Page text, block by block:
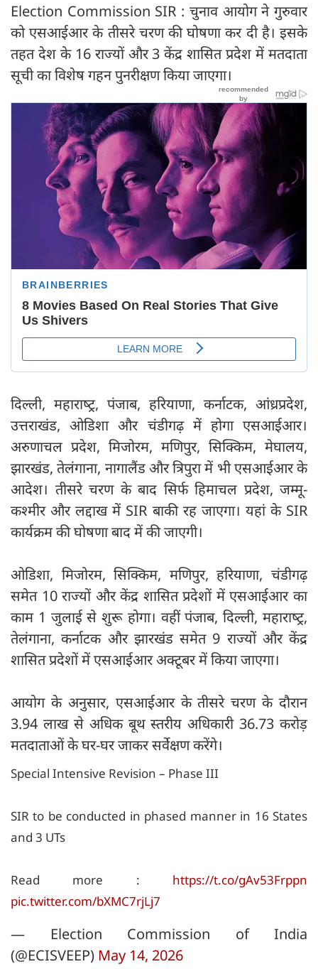
Election Commission SIR : चुनाव आयोग ने गुरुवार
को एसआईआर के तीसरे चरण की घोषणा कर दी है। इसके
तहत देश के 16 राज्यों और 3 केंद्र शासित प्रदेश में मतदाता
सूची का विशेष गहन पुनरीक्षण किया जाएगा।
दिल्ली, महाराष्‍ट्र, पंजाब, हरियाणा, कर्नाटक, आंध्रप्रदेश,
उत्तराखंड, ओडिशा और चंडीगढ़ में होगा एसआईआर।
अरुणाचल प्रदेश, मिजोरम, मणिपुर, सिक्किम, मेघालय,
झारखंड, तेलंगाना, नागालैंड और त्रिपुरा में भी एसआईआर के
आदेश। तीसरे चरण के बाद सिर्फ हिमाचल प्रदेश, जम्मू-
कश्मीर और लद्दाख में SIR बाकी रह जाएगा। यहां के SIR
कार्यक्रम की घोषणा बाद में की जाएगी।
ओडिशा, मिजोरम, सिक्किम, मणिपुर, हरियाणा, चंडीगढ़
समेत 10 राज्यों और केंद्र शासित प्रदेशों में एसआईआर का
काम 1 जुलाई से शुरू होगा। वहीं पंजाब, दिल्ली, महाराष्‍ट्र,
तेलंगाना, कर्नाटक और झारखंड समेत 9 राज्यों और केंद्र
शासित प्रदेशों में एसआईआर अक्टूबर में किया जाएगा।
आयोग के अनुसार, एसआईआर के तीसरे चरण के दौरान
3.94 लाख से अधिक बूथ स्तरीय अधिकारी 36.73 करोड़
मतदाताओं के घर-घर जाकर सर्वेक्षण करेंगे।
Special Intensive Revision – Phase III
SIR to be conducted in phased manner in 16 States
and 3 UTs
Read more : https://t.co/gAv53Frppn
pic.twitter.com/bXMC7rjLj7
— Election Commission of India
(@ECISVEEP) May 14, 2026